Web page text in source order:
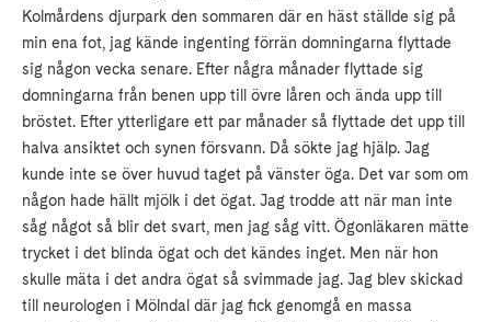
Kolmårdens djurpark den sommaren där en häst ställde sig på
min ena fot, jag kände ingenting förrän domningarna flyttade
sig någon vecka senare. Efter några månader flyttade sig
domningarna från benen upp till övre låren och ända upp till
bröstet. Efter ytterligare ett par månader så flyttade det upp till
halva ansiktet och synen försvann. Då sökte jag hjälp. Jag
kunde inte se över huvud taget på vänster öga. Det var som om
någon hade hällt mjölk i det ögat. Jag trodde att när man inte
såg något så blir det svart, men jag såg vitt. Ögonläkaren mätte
trycket i det blinda ögat och det kändes inget. Men när hon
skulle mäta i det andra ögat så svimmade jag. Jag blev skickad
till neurologen i Mölndal där jag fick genomgå en massa